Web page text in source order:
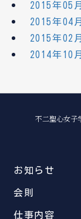
2015年05
2015年04
2015年02
2014年10
不二聖心女子
お知らせ
会則
仕事内容